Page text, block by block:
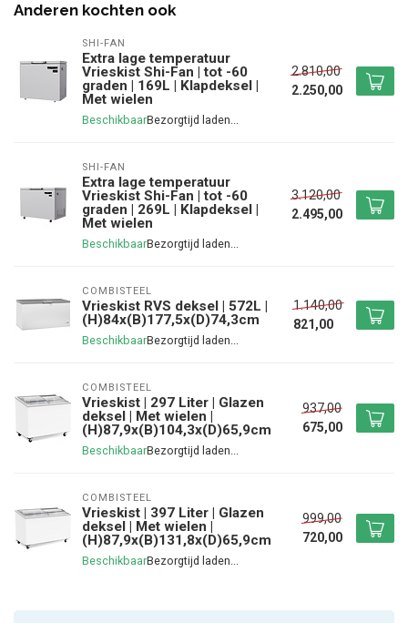
Anderen kochten ook
SHI-FAN
Extra lage temperatuur
Vrieskist Shi-Fan | tot -60
graden | 169L | Klapdeksel |
Met wielen
Beschikbaar
2.810,00
2.250,00
SHI-FAN
Extra lage temperatuur
Vrieskist Shi-Fan | tot -60
graden | 269L | Klapdeksel |
Met wielen
Beschikbaar
3.120,00
2.495,00
COMBISTEEL
Vrieskist RVS deksel | 572L |
(H)84x(B)177,5x(D)74,3cm
Beschikbaar
1.140,00
821,00
COMBISTEEL
Vrieskist | 297 Liter | Glazen
deksel | Met wielen |
(H)87,9x(B)104,3x(D)65,9cm
Beschikbaar
937,00
675,00
COMBISTEEL
Vrieskist | 397 Liter | Glazen
deksel | Met wielen |
(H)87,9x(B)131,8x(D)65,9cm
Beschikbaar
999,00
720,00